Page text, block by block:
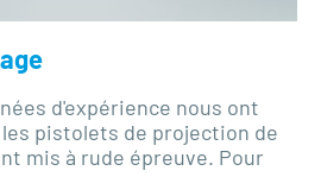
d'expérience nous ont
pistolets de projection de
mis à rude épreuve. Pour